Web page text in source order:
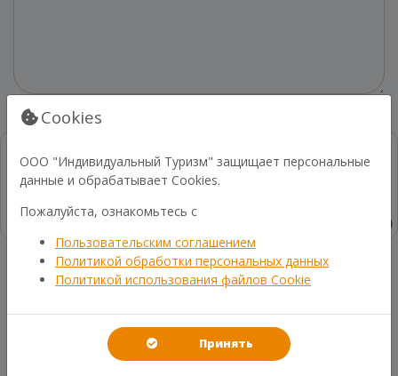
Написать
ВСЕГДА НА СВЯЗИ
Свяжитесь с нами и мы ответим на все Ваши вопросы!
Cookies
ООО "Индивидуальный Туризм" защищает персональные
данные и обрабатывает Cookies.
Пожалуйста, ознакомьтесь с
Пользовательским соглашением
Политикой обработки персональных данных
Политикой использования файлов Cookie
Принять